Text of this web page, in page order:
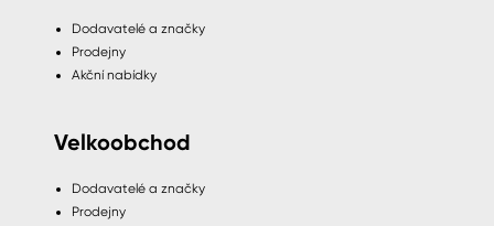
Dodavatelé a značky
Prodejny
Akční nabídky
Velkoobchod
Dodavatelé a značky
Prodejny